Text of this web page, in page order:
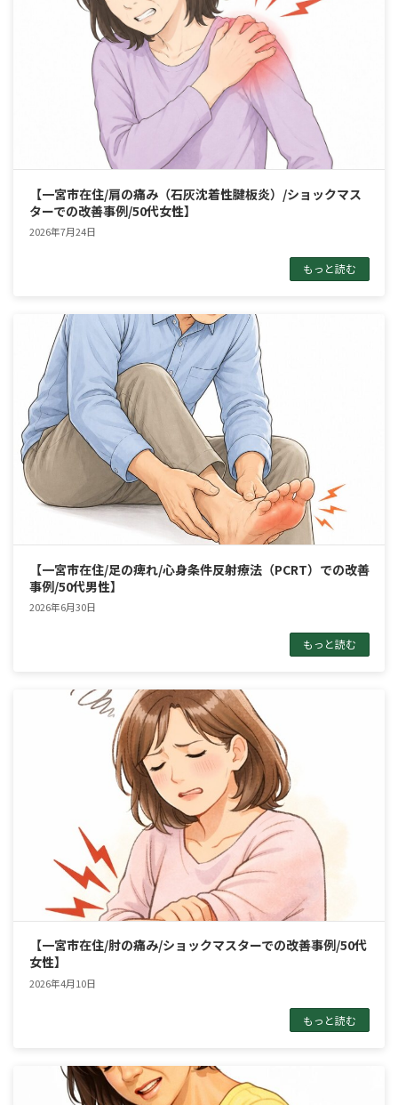
【一宮市在住/肩の痛み（石灰沈着性腱板炎）/ショックマス
ターでの改善事例/50代女性】
2026年7月24日
もっと読む
【一宮市在住/足の痺れ/心身条件反射療法（PCRT）での改善
事例/50代男性】
2026年6月30日
もっと読む
【一宮市在住/肘の痛み/ショックマスターでの改善事例/50代
女性】
2026年4月10日
もっと読む